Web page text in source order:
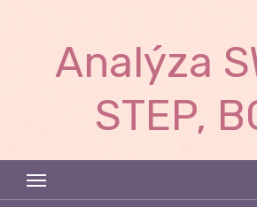
Analýza
STEP,